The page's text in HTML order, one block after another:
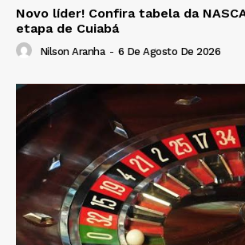
Novo líder! Confira tabela da
etapa de Cuiabá
Nilson Aranha - 6 De Agosto De 2026